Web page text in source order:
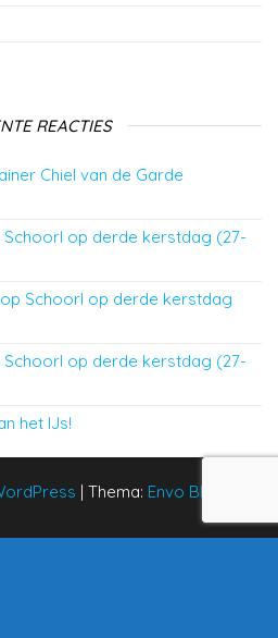
REACTIES
Chiel van de Garde
op derde kerstdag (27-
Schoorl op derde kerstdag
op derde kerstdag (27-
het IJs!
| Thema: Envo Blog